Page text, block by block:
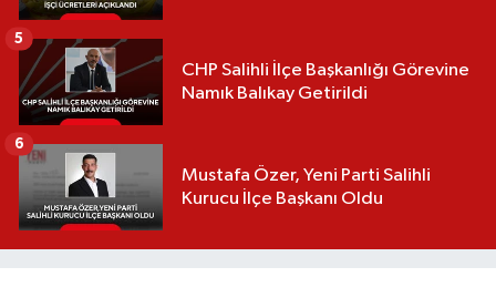
CHP Salihli İlçe Başkanlığı Görevine
Namık Balıkay Getirildi
5
Mustafa Özer, Yeni Parti Salihli
Kurucu İlçe Başkanı Oldu
6